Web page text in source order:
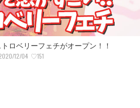
ロベリーフェチがオープン！！
12/04 ♡151